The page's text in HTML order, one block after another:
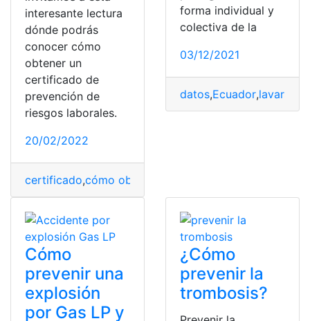
interesante lectura
dónde podrás
conocer cómo
obtener un
certificado de
prevención de
riesgos laborales.
20/02/2022
certificado,cómo obtener
forma individual y
colectiva de la
03/12/2021
datos,Ecuador,lavarse
Cómo
prevenir una
explosión
por Gas LP y
¿Cómo
prevenir la
trombosis?